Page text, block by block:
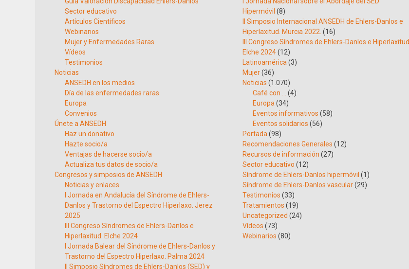
Sector educativo
Artículos Científicos
Webinarios
Mujer y Enfermedades Raras
Vídeos
Testimonios
Noticias
ANSEDH en los medios
Día de las enfermedades raras
Europa
Convenios
Únete a ANSEDH
Haz un donativo
Hazte socio/a
Ventajas de hacerse socio/a
Actualiza tus datos de socio/a
Congresos y simposios de ANSEDH
Noticias y enlaces
I Jornada en Andalucía del Síndrome de Ehlers-
Danlos y Trastorno del Espectro Hiperlaxo. Jerez
2025
III Congreso Síndromes de Ehlers-Danlos e
Hiperlaxitud. Elche 2024
I Jornada Balear del Síndrome de Ehlers-Danlos y
Trastorno del Espectro Hiperlaxo. Palma 2024
II Simposio Síndromes de Ehlers-Danlos (SED) y
Hipermóvil (8)
II Simposio Internacional ANSEDH de Ehlers-Danlos e
Hiperlaxitud. Murcia 2022. (16)
III Congreso Síndromes de Ehlers-Danlos e Hiperlaxitud.
Elche 2024(12)
Latinoamérica (3)
Mujer(36)
Noticias (1.070)
Café con …
(4)
Europa (34)
Eventos informativos (58)
Eventos solidarios (56)
Portada (98)
Recomendaciones Generales (12)
Recursos de información (27)
Sector educativo (12)
Síndrome de Ehlers-Danlos hipermóvil (1)
Síndrome de Ehlers-Danlos vascular(29)
Testimonios (33)
Tratamientos (19)
Uncategorized (24)
Vídeos (73)
Webinarios (80)